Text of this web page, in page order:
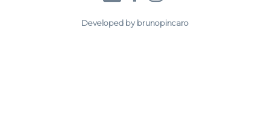
Developed by brunopincaro